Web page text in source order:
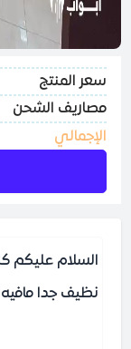
سعر المنتج
مصاريف الشحن
الإجمالي
السلام عليكم
نظيف جدا